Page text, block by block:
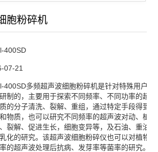
应系统
查看全部 >>
胞粉碎机
400SD
07-21
400SD多频超声波细胞粉碎机是针对特殊用户的
制的，主要用于探索不同频率、不同功率的超
的分子清洗、裂解、重组，通过特定手段得到
物质，也可以研究不同频率的超声波对动、植
裂解、促进生长，细胞变异等，及石油、重油
化的研究。该超声波细胞粉碎仪也可以对植物
的超声波处理后抗病、发芽率等菌率的研究。